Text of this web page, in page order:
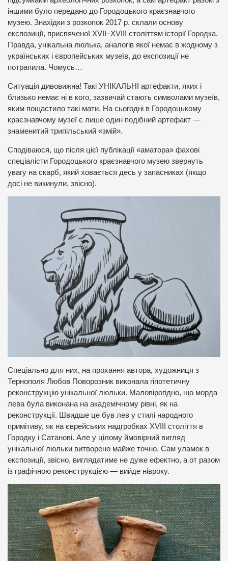
іншими було передано до Городоцького краєзнавчого
музею. Знахідки з розкопок 2017 р. склали основу
експозиції, присвяченої XVII–XVIII століттям історії Городка.
Правда, унікальна люлька, аналогів якої немає в жодному з
українських і європейських музеїв, до експозиції не
потрапила. Чомусь…
Ситуація дивовижна! Такі УНІКАЛЬНІ артефакти, яких і
близько немає ні в кого, зазвичай стають символами музеїв,
яким пощастило такі мати. На сьогодні в Городоцькому
краєзнавчому музеї є лише один подібний артефакт —
знаменитий трипільський «змій».
Сподіваюся, що після цієї публікації «аматора» фахові
спеціалісти Городоцького краєзнавчого музею звернуть
увагу на скарб, який ховається десь у запасниках (якщо
досі не викинули, звісно).
Спеціально для них, на прохання автора, художниця з
Тернополя Любов Поворозник виконала гіпотетичну
реконструкцію унікальної люльки. Маловірогідно, що морда
лева була виконана на академічному рівні, як на
реконструкції. Швидше це був лев у стилі народного
примітиву, як на єврейських надгробках XVIII століття в
Городку і Сатанові. Але у цілому ймовірний вигляд
унікальної люльки витворено майже точно. Сам уламок в
експозиції, звісно, виглядатиме не дуже ефектно, а от разом
із графічною реконструкцією — вийде нівроку.